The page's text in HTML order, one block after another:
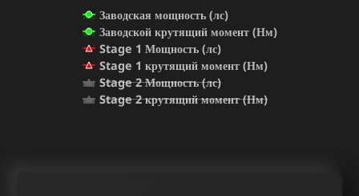
Заводская мощность (лс)
Заводской крутящий момент (Нм)
Stage 1 Мощность (лс)
Stage 1 крутящий момент (Нм)
Stage 2 Мощность (лс)
Stage 2 крутящий момент (Нм)